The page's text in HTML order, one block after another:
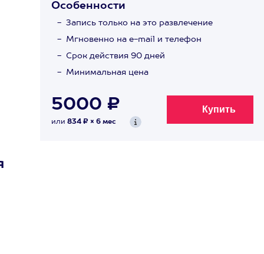
Особенности
Запись только на это развлечение
Мгновенно на e-mail и телефон
Срок действия 90 дней
Минимальная цена
5000 ₽
или 834 ₽ × 6 мес